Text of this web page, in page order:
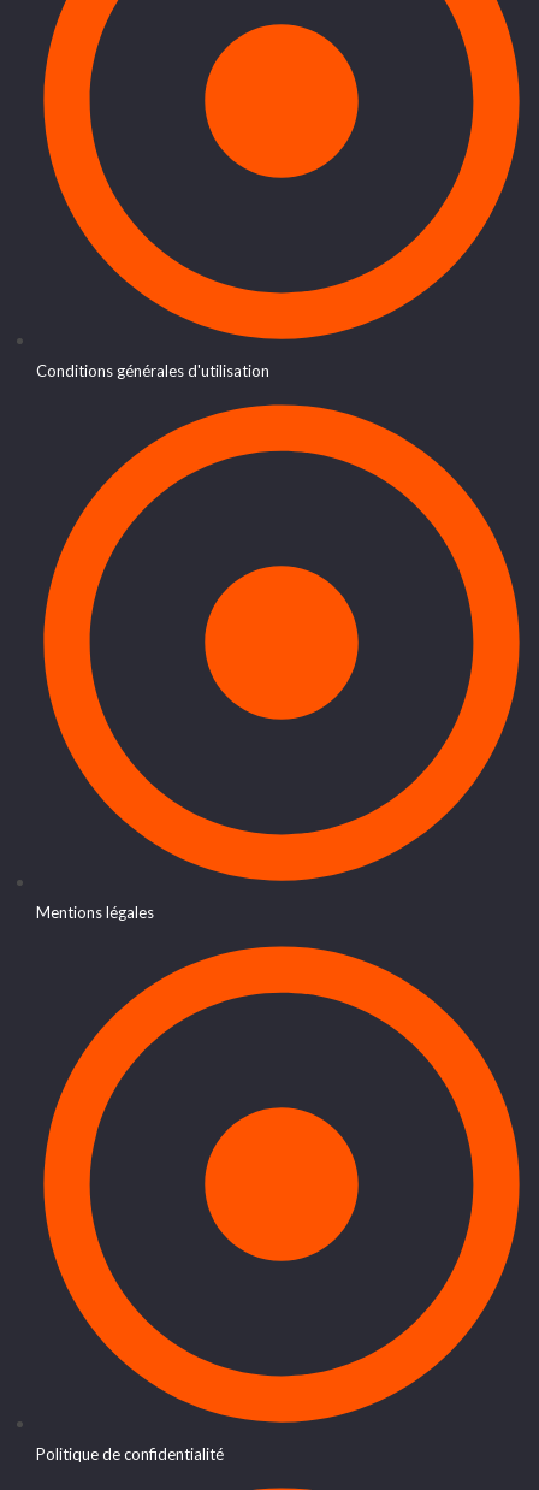
Conditions générales d'utilisation
Mentions légales
Politique de confidentialité